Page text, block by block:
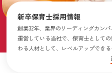
新卒保育士採用情報
創業32年、業界のリーディングカン
運営している当社で、保育士として
わる人材として、レベルアップでき